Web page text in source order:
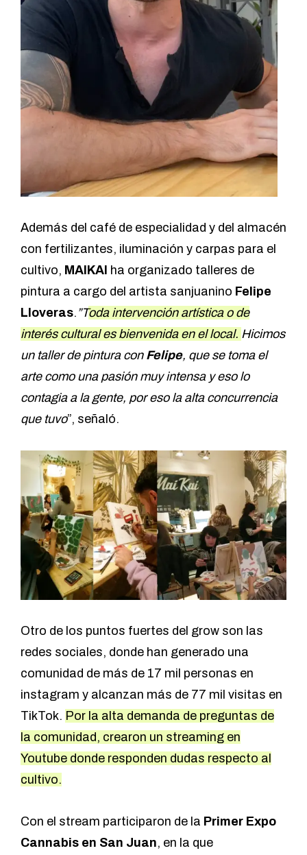
Además del café de especialidad y del almacén
con fertilizantes, iluminación y carpas para el
cultivo, MAIKAI ha organizado talleres de
pintura a cargo del artista sanjuanino Felipe
Lloveras. ”Toda intervención artística o de
interés cultural es bienvenida en el local. Hicimos
un taller de pintura con Felipe, que se toma el
arte como una pasión muy intensa y eso lo
contagia a la gente, por eso la alta concurrencia
que tuvo”, señaló.
Otro de los puntos fuertes del grow son las
redes sociales, donde han generado una
comunidad de más de 17 mil personas en
instagram y alcanzan más de 77 mil visitas en
TikTok. Por la alta demanda de preguntas de
la comunidad, crearon un streaming en
Youtube donde responden dudas respecto al
cultivo.
Con el stream participaron de la Primer Expo
Cannabis en San Juan, en la que